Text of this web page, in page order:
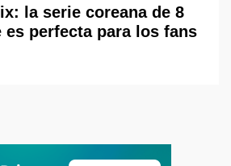
la serie coreana de 8
es perfecta para los fans